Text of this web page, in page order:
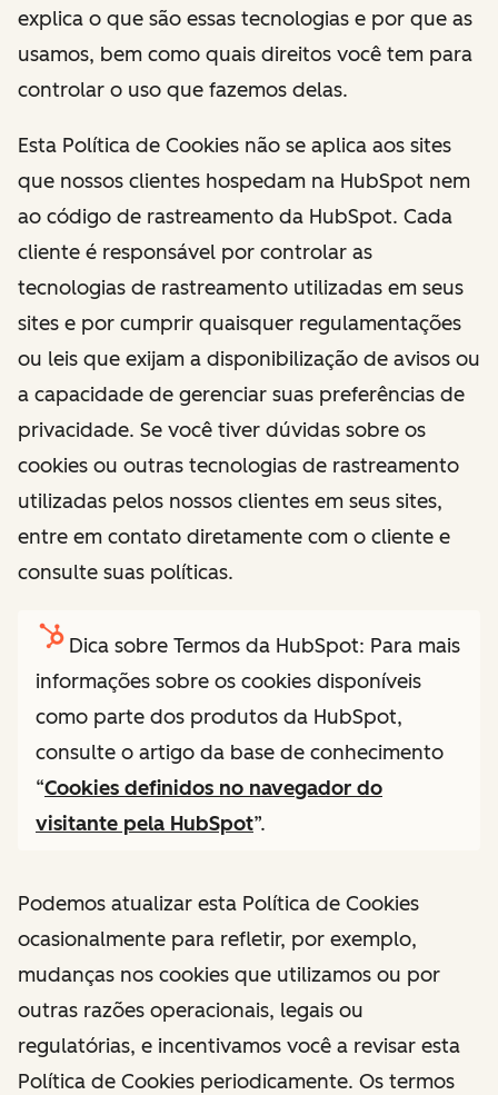
explica o que são essas tecnologias e por que as
usamos, bem como quais direitos você tem para
controlar o uso que fazemos delas.
Esta Política de Cookies não se aplica aos sites
que nossos clientes hospedam na HubSpot nem
ao código de rastreamento da HubSpot. Cada
cliente é responsável por controlar as
tecnologias de rastreamento utilizadas em seus
sites e por cumprir quaisquer regulamentações
ou leis que exijam a disponibilização de avisos ou
a capacidade de gerenciar suas preferências de
privacidade. Se você tiver dúvidas sobre os
cookies ou outras tecnologias de rastreamento
utilizadas pelos nossos clientes em seus sites,
entre em contato diretamente com o cliente e
consulte suas políticas.
Dica sobre Termos da HubSpot: Para mais
informações sobre os cookies disponíveis
como parte dos produtos da HubSpot,
consulte o artigo da base de conhecimento
“Cookies definidos no navegador do
visitante pela HubSpot”.
Podemos atualizar esta Política de Cookies
ocasionalmente para refletir, por exemplo,
mudanças nos cookies que utilizamos ou por
outras razões operacionais, legais ou
regulatórias, e incentivamos você a revisar esta
Política de Cookies periodicamente. Os termos